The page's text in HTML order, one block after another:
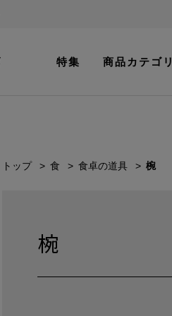
特集 商品カテゴリ
トップ 食 食卓の道具 椀
椀